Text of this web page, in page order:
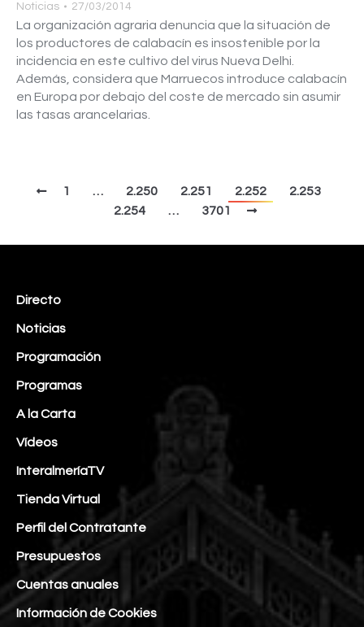
Noticias 27/03/2014
La organización agraria denuncia que la situación de
los productores de calabacín es insostenible por la
incidencia en este cultivo del virus Nueva Delhi.
Además, considera que Marruecos introduce calabacín
en Europa por debajo del coste de mercado sin asumir
las tasas arancelarias.
1 … 2.250 2.251 2.252
2.253
2.254
… 3701
Directo
Noticias
Programación
Programas
A la Carta
Vídeos
InteralmeríaTV
Tienda Virtual
Perfil del Contratante
Presupuestos
Cuentas anuales
Información de Cookies